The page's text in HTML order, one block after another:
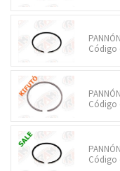
Código
Código
Código